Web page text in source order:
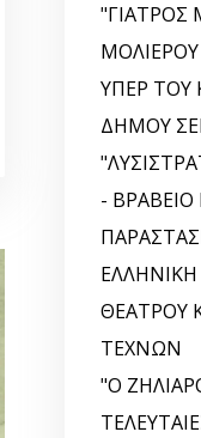
"ΓΙΑΤΡΟΣ
ΥΠΕΡ ΤΟΥ
ΔΗΜΟΥ
-
ΘΕΑΤΡΟΥ
ΤΕΧΝΩΝ
"Ο